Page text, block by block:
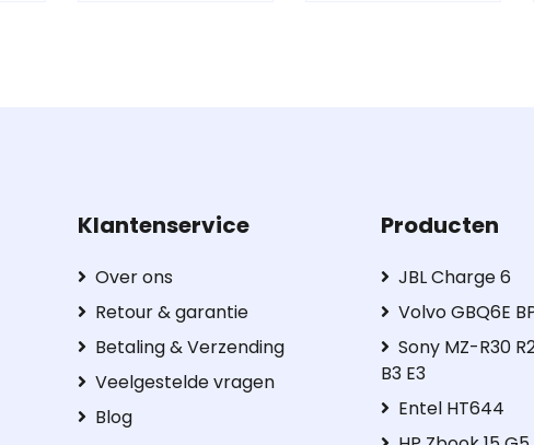
Klantenservice
Over ons
Retour & garantie
Betaling & Verzending
Veelgestelde vragen
Blog
Producten
JBL Charge 6
Volvo GBQ6E
Sony MZ-R30
B3 E3
Entel HT644